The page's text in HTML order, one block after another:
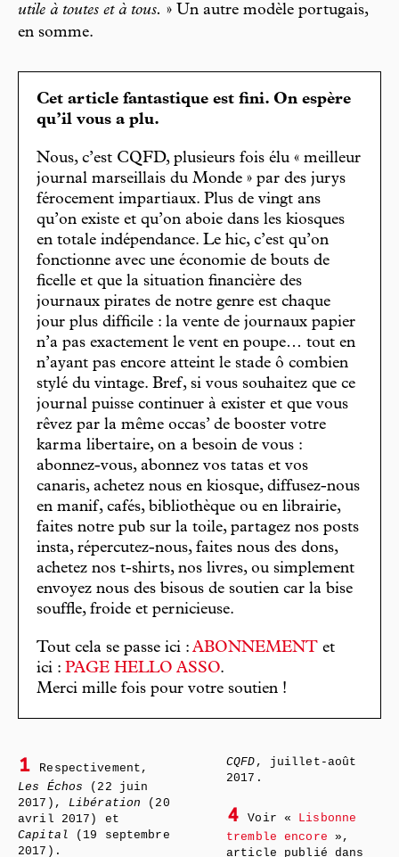
utile à toutes et à tous. » Un autre modèle portugais,
en somme.
Cet article fantastique est fini. On espère
qu’il vous a plu.
Nous, c’est CQFD, plusieurs fois élu « meilleur
journal marseillais du Monde » par des jurys
férocement impartiaux. Plus de vingt ans
qu’on existe et qu’on aboie dans les kiosques
en totale indépendance. Le hic, c’est qu’on
fonctionne avec une économie de bouts de
ficelle et que la situation financière des
journaux pirates de notre genre est chaque
jour plus difficile : la vente de journaux papier
n’a pas exactement le vent en poupe… tout en
n’ayant pas encore atteint le stade ô combien
stylé du vintage. Bref, si vous souhaitez que ce
journal puisse continuer à exister et que vous
rêvez par la même occas’ de booster votre
karma libertaire, on a besoin de vous :
abonnez-vous, abonnez vos tatas et vos
canaris, achetez nous en kiosque, diffusez-nous
en manif, cafés, bibliothèque ou en librairie,
faites notre pub sur la toile, partagez nos posts
insta, répercutez-nous, faites nous des dons,
achetez nos t-shirts, nos livres, ou simplement
envoyez nous des bisous de soutien car la bise
souffle, froide et pernicieuse.
Tout cela se passe ici : ABONNEMENT et
ici : PAGE HELLO ASSO.
Merci mille fois pour votre soutien !
1
Respectivement,
Les Échos (22 juin
2017),
Libération (20
avril 2017) et
Capital (19 septembre
2017).
CQFD , juillet-août
2017.
4 Voir « Lisbonne
tremble encore »,
article publié dans